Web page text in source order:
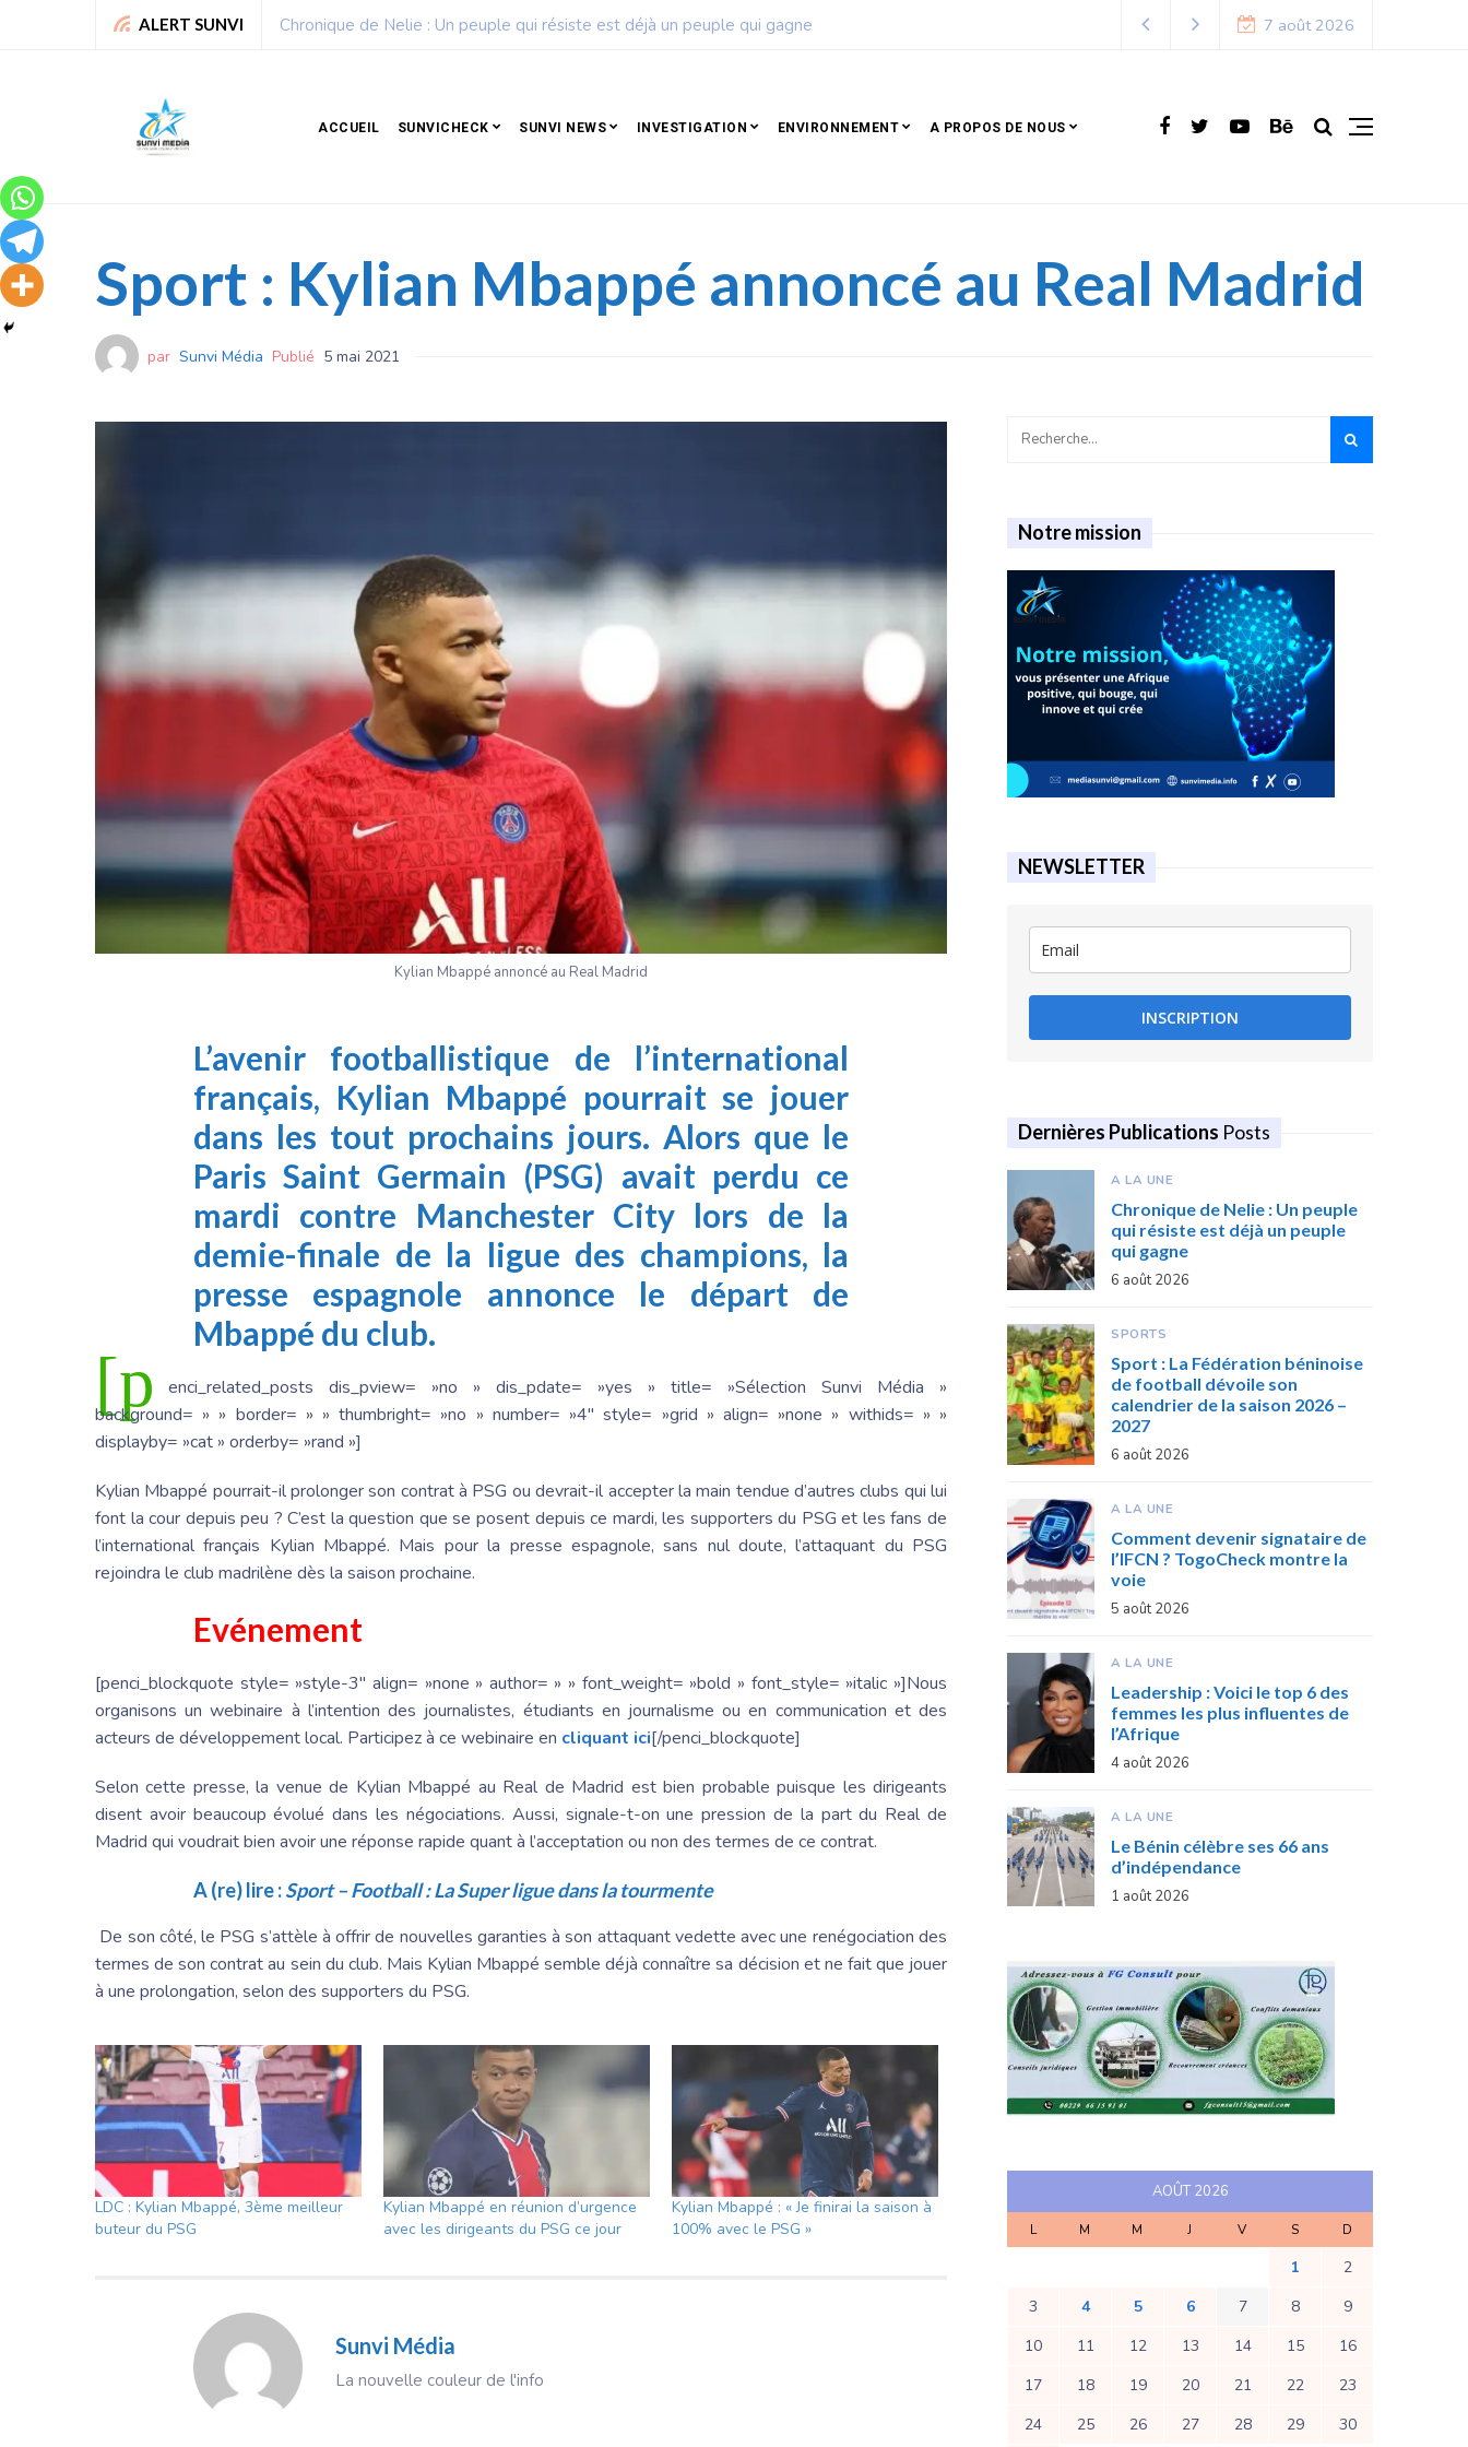
ALERT SUNVI Sport : La Fédération béninoise de football dévoile son calendrier de la saison 2026 – 2027 7 août 2026
ACCUEIL SUNVICHECK SUNVI NEWS INVESTIGATION ENVIRONNEMENT A PROPOS DE NOUS
Sport : Kylian Mbappé annoncé au Real Madrid
par Sunvi Média Publié 5 mai 2021
Kylian Mbappé annoncé au Real Madrid
L’avenir footballistique de l’international
français, Kylian Mbappé pourrait se jouer
dans les tout prochains jours. Alors que le
Paris Saint Germain (PSG) avait perdu ce
mardi contre Manchester City lors de la
demie-finale de la ligue des champions, la
presse espagnole annonce le départ de
Mbappé du club.
[p
enci_related_posts dis_pview= »no » dis_pdate= »yes » title= »Sélection Sunvi Média »
background= » » border= » » thumbright= »no » number= »4″ style= »grid » align= »none » withids= » »
displayby= »cat » orderby= »rand »]
Kylian Mbappé pourrait-il prolonger son contrat à PSG ou devrait-il accepter la main tendue d’autres clubs qui lui
font la cour depuis peu ? C’est la question que se posent depuis ce mardi, les supporters du PSG et les fans de
l’international français Kylian Mbappé. Mais pour la presse espagnole, sans nul doute, l’attaquant du PSG
rejoindra le club madrilène dès la saison prochaine.
Evénement
[penci_blockquote style= »style-3″ align= »none » author= » » font_weight= »bold » font_style= »italic »]Nous
organisons un webinaire à l’intention des journalistes, étudiants en journalisme ou en communication et des
acteurs de développement local. Participez à ce webinaire en cliquant ici[/penci_blockquote]
Selon cette presse, la venue de Kylian Mbappé au Real de Madrid est bien probable puisque les dirigeants
disent avoir beaucoup évolué dans les négociations. Aussi, signale-t-on une pression de la part du Real de
Madrid qui voudrait bien avoir une réponse rapide quant à l’acceptation ou non des termes de ce contrat.
A (re) lire :Sport – Football : La Super ligue dans la tourmente
De son côté, le PSG s’attèle à offrir de nouvelles garanties à son attaquant vedette avec une renégociation des
termes de son contrat au sein du club. Mais Kylian Mbappé semble déjà connaître sa décision et ne fait que jouer
à une prolongation, selon des supporters du PSG.
LDC : Kylian Mbappé, 3ème meilleur
buteur du PSG
Kylian Mbappé en réunion d’urgence
avec les dirigeants du PSG ce jour
Kylian Mbappé : « Je finirai la saison à
100% avec le PSG »
Sunvi Média
La nouvelle couleur de l'info
Notre mission
NEWSLETTER
INSCRIPTION
Dernières Publications Posts
A LA UNE
Chronique de Nelie : Un peuple
qui résiste est déjà un peuple
qui gagne
6 août 2026
SPORTS
Sport : La Fédération béninoise
de football dévoile son
calendrier de la saison 2026 –
2027
6 août 2026
A LA UNE
Comment devenir signataire de
l’IFCN ? TogoCheck montre la
voie
5 août 2026
A LA UNE
Leadership : Voici le top 6 des
femmes les plus influentes de
l’Afrique
4 août 2026
A LA UNE
Le Bénin célèbre ses 66 ans
d’indépendance
1 août 2026
AOÛT 2026
L M M J V S D
1
2
3
4 5 6 7 8
9
10
11 12 13 14 15
16
17
18 19 20 21 22
23
24
25 26 27 28 29 30